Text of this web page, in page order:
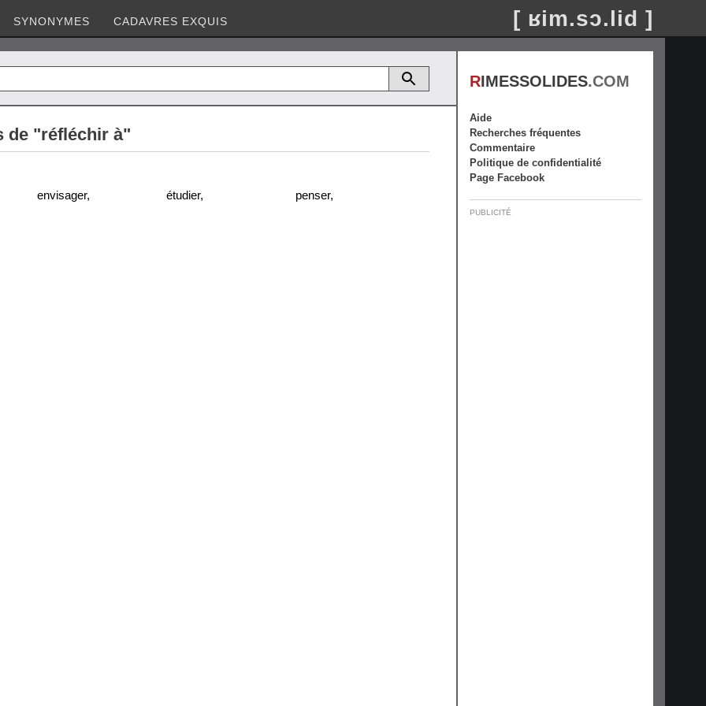
SYNONYMES CADAVRES EXQUIS [ ʁim.sɔ.lid ]
de "réfléchir à"
envisager, étudier, penser,
RIMESSOLIDES.COM
Aide
Recherches fréquentes
Commentaire
Politique de confidentialité
Page Facebook
PUBLICITÉ